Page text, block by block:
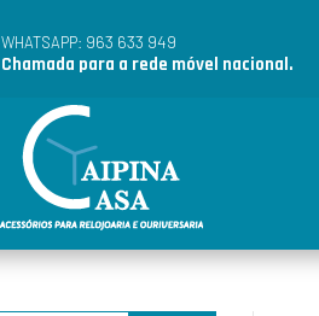
WHATSAPP: 963 633 949
Chamada para a rede móvel nacional.